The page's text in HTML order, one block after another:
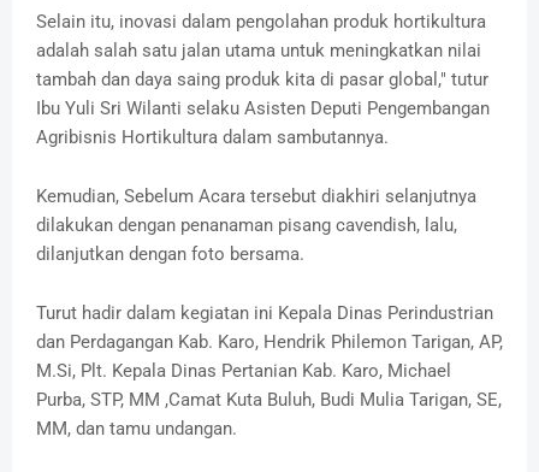
Selain itu, inovasi dalam pengolahan produk hortikultura
adalah salah satu jalan utama untuk meningkatkan nilai
tambah dan daya saing produk kita di pasar global," tutur
Ibu Yuli Sri Wilanti selaku Asisten Deputi Pengembangan
Agribisnis Hortikultura dalam sambutannya.
Kemudian, Sebelum Acara tersebut diakhiri selanjutnya
dilakukan dengan penanaman pisang cavendish, lalu,
dilanjutkan dengan foto bersama.
Turut hadir dalam kegiatan ini Kepala Dinas Perindustrian
dan Perdagangan Kab. Karo, Hendrik Philemon Tarigan, AP,
M.Si, Plt. Kepala Dinas Pertanian Kab. Karo, Michael
Purba, STP, MM ,Camat Kuta Buluh, Budi Mulia Tarigan, SE,
MM, dan tamu undangan.